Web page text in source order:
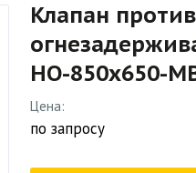
Клапан
НО-850х650-
Цена:
по запросу